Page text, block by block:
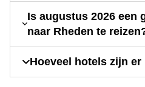
Is augustus 2026 een
naar Rheden te
Hoeveel hotels zijn er